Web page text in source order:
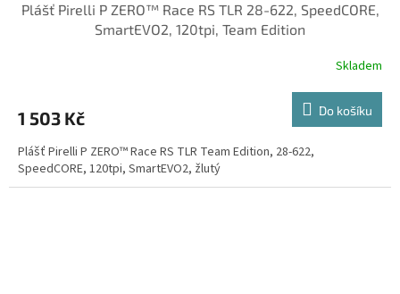
Plášť Pirelli P ZERO™ Race RS TLR 28-622, SpeedCORE,
SmartEVO2, 120tpi, Team Edition
Skladem
1 503 Kč Do košíku
Plášť Pirelli P ZERO™ Race RS TLR Team Edition, 28-622,
SpeedCORE, 120tpi, SmartEVO2, žlutý